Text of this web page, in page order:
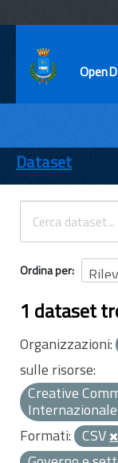
ENTI
TEMI
INFORMAZIONI
Dataset
Ordina per
1 dataset
Organizzazioni:
sulle risorse:
Creative
Internazionale
Formati: CSV